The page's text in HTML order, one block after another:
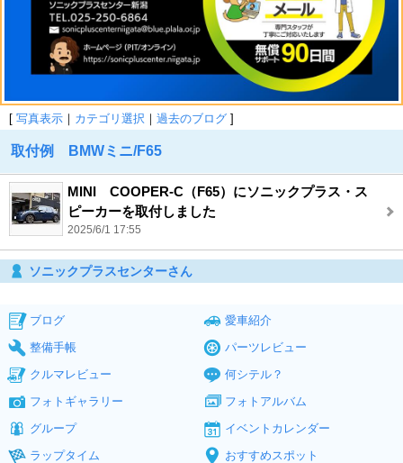
[ 写真表示 ｜ カテゴリ選択 ｜ 過去のブログ ]
取付例 BMWミニ/F65
MINI COOPER-C（F65）にソニックプラス・ス
ピーカーを取付しました
2025/6/1 17:55
ソニックプラスセンターさん
ブログ
愛車紹介
整備手帳
パーツレビュー
クルマレビュー
何シテル？
フォトギャラリー
フォトアルバム
グループ
イベントカレンダー
ラップタイム
おすすめスポット